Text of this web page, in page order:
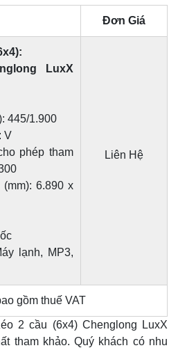
Đơn Giá
LuxX
445/1.900
V
phép tham
6.890 x
lạnh, MP3,
Liên Hệ
gồm thuế VAT
2 cầu (6x4) Chenglong LuxX
tham khảo. Quý khách có nhu